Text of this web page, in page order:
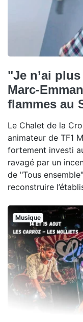
"Je n’ai
Marc-
flammes au
Le Chalet de la
animateur de TF1
fortement investi
ravagé par un
de "Tous
reconstruire
Musique